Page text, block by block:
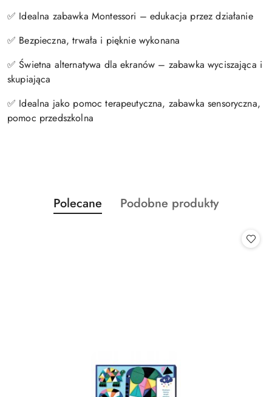
✅ Idealna zabawka Montessori – edukacja przez działanie
✅ Bezpieczna, trwała i pięknie wykonana
✅ Świetna alternatywa dla ekranów – zabawka wyciszająca i
skupiająca
✅ Idealna jako pomoc terapeutyczna, zabawka sensoryczna,
pomoc przedszkolna
Pomiń karuzelę produktów
Produkty
o
Polecane
Produkty
Podobne produkty